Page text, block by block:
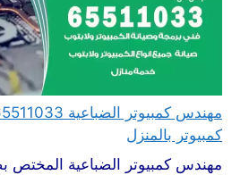
كمبيوتر بالمنزل
مهندس كمبيوتر الضباعية المختص